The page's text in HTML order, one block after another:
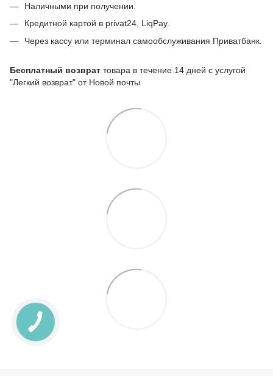
Наличными при получении.
Кредитной картой в privat24, LiqPay.
Через кассу или терминал самообслуживания Приватбанк.
Бесплатный возврат товара в течение 14 дней с услугой
"Легкий возврат" от Новой почты